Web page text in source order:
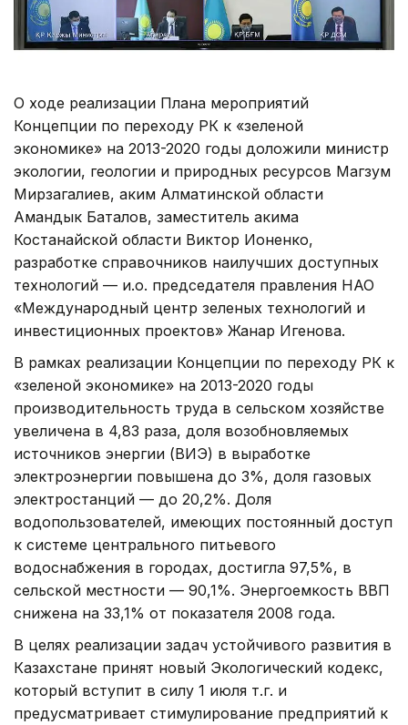
О ходе реализации Плана мероприятий
Концепции по переходу РК к «зеленой
экономике» на 2013-2020 годы доложили министр
экологии, геологии и природных ресурсов Магзум
Мирзагалиев, аким Алматинской области
Амандык Баталов, заместитель акима
Костанайской области Виктор Ионенко,
разработке справочников наилучших доступных
технологий — и.о. председателя правления НАО
«Международный центр зеленых технологий и
инвестиционных проектов» Жанар Игенова.
В рамках реализации Концепции по переходу РК к
«зеленой экономике» на 2013-2020 годы
производительность труда в сельском хозяйстве
увеличена в 4,83 раза, доля возобновляемых
источников энергии (ВИЭ) в выработке
электроэнергии повышена до 3%, доля газовых
электростанций — до 20,2%. Доля
водопользователей, имеющих постоянный доступ
к системе центрального питьевого
водоснабжения в городах, достигла 97,5%, в
сельской местности — 90,1%. Энергоемкость ВВП
снижена на 33,1% от показателя 2008 года.
В целях реализации задач устойчивого развития в
Казахстане принят новый Экологический кодекс,
который вступит в силу 1 июля т.г. и
предусматривает стимулирование предприятий к